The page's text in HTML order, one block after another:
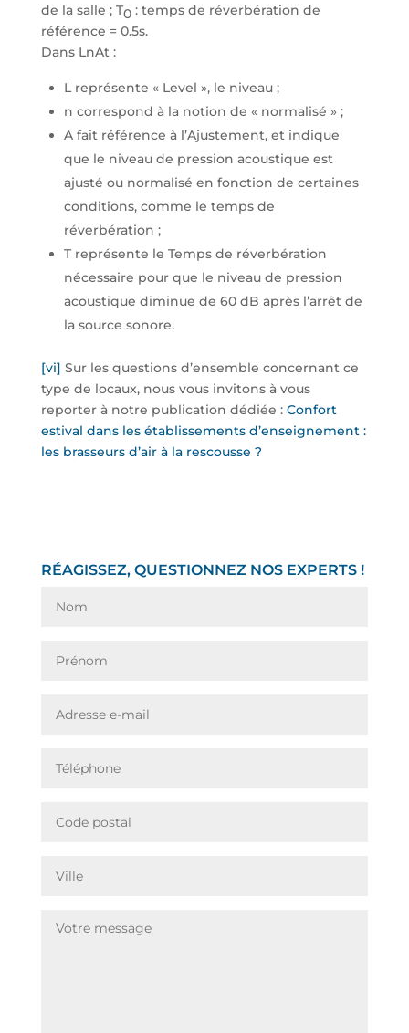
de la salle ; T0: temps de réverbération de
référence = 0.5s.
Dans LnAt :
L représente « Level », le niveau ;
n correspond à la notion de « normalisé » ;
A fait référence à l’Ajustement, et indique
que le niveau de pression acoustique est
ajusté ou normalisé en fonction de certaines
conditions, comme le temps de
réverbération ;
T représente le Temps de réverbération
nécessaire pour que le niveau de pression
acoustique diminue de 60 dB après l’arrêt de
la source sonore.
[vi] Sur les questions d’ensemble concernant ce
type de locaux, nous vous invitons à vous
reporter à notre publication dédiée : Confort
estival dans les établissements d’enseignement :
les brasseurs d’air à la rescousse ?
RÉAGISSEZ, QUESTIONNEZ NOS EXPERTS !